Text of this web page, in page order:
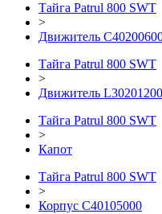
Тайга Patrul 800 SWT
>
Движитель
Тайга Patrul 800 SWT
>
Движитель L30201200
Тайга Patrul 800 SWT
>
Капот
Тайга Patrul 800 SWT
>
Корпус С40105000